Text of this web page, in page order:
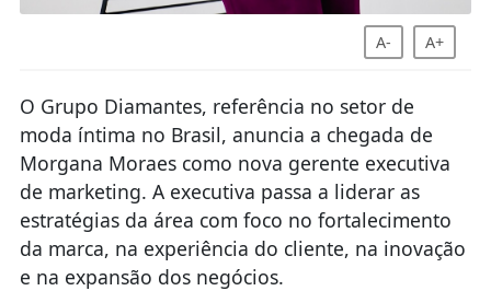
A- A+
O Grupo Diamantes, referência no setor de
moda íntima no Brasil, anuncia a chegada de
Morgana Moraes como nova gerente executiva
de marketing. A executiva passa a liderar as
estratégias da área com foco no fortalecimento
da marca, na experiência do cliente, na inovação
e na expansão dos negócios.